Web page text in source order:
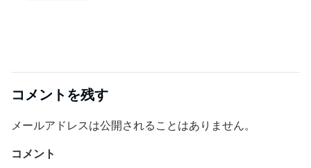
コメントを残す
メールアドレスは公開されることはありません。
コメント